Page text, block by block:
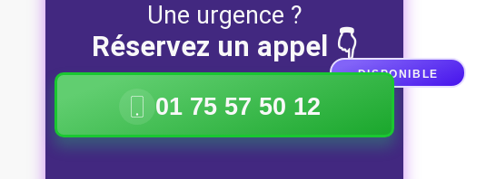
Une urgence ?
Réservez un appel 👇
01 75 57 50 12
DISPONIBLE